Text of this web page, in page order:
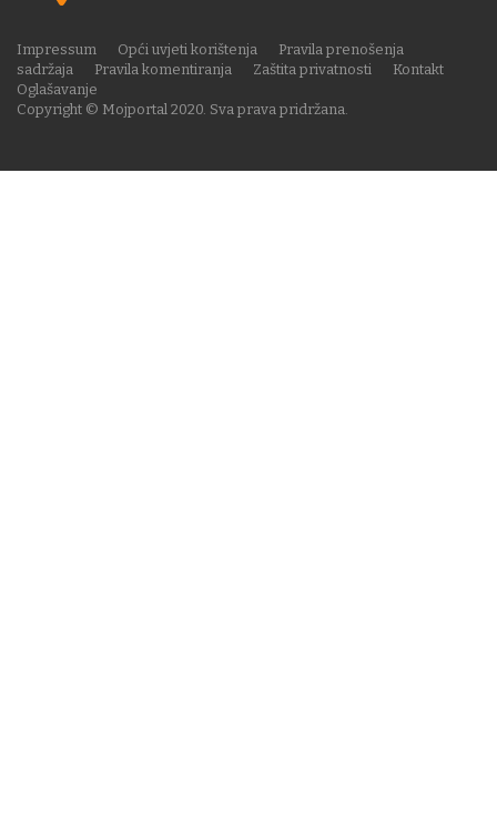
Copyright © Mojportal 2020. Sva prava pridržana.
Impressum Opći uvjeti korištenja
Pravila prenošenja
sadržaja
Pravila komentiranja Zaštita privatnosti
Kontakt
Oglašavanje